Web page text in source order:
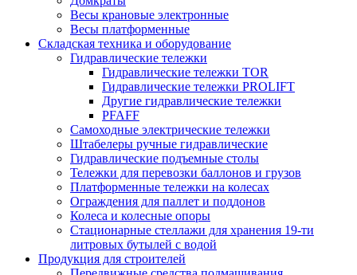
Весы крановые электронные
Весы платформенные
Складская техника и оборудование
Гидравлические тележки
Гидравлические тележки TOR
Гидравлические тележки PROLIFT
Другие гидравлические тележки
PFAFF
Самоходные электрические тележки
Штабелеры ручные гидравлические
Гидравлические подъемные столы
Тележки для перевозки баллонов и грузов
Платформенные тележки на колесах
Ограждения для паллет и поддонов
Колеса и колесные опоры
Стационарные стеллажи для хранения 19-ти
литровых бутылей с водой
Продукция для строителей